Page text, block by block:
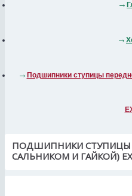
Подшипники ступицы
ПОДШИПНИКИ СТУПИЦЫ
САЛЬНИКОМ И ГАЙКОЙ)